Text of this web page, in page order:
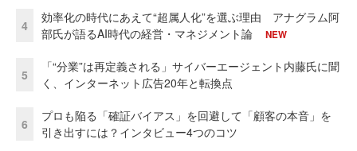
4
効率化の時代にあえて“超属人化”を選ぶ理由 アナグラム阿
部氏が語るAI時代の経営・マネジメント論
NEW
5
「“分業”は再定義される」サイバーエージェント内藤氏に聞
く、インターネット広告20年と転換点
6
プロも陥る「確証バイアス」を回避して「顧客の本音」を
引き出すには？インタビュー4つのコツ